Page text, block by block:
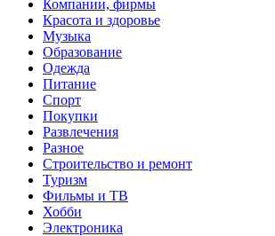
Компании, фирмы
Красота и здоровье
Музыка
Образование
Одежда
Питание
Спорт
Покупки
Развлечения
Разное
Строительство и ремонт
Туризм
Фильмы и ТВ
Хобби
Электроника